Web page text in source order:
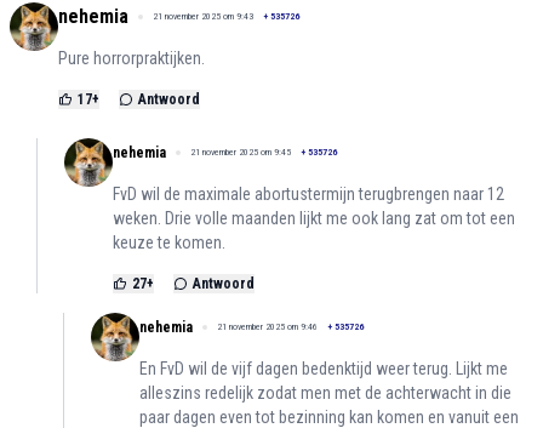
nehemia 21 november 2025 om 9:43 + 535726
Pure horrorpraktijken.
17+ Antwoord
nehemia 21 november 2025 om 9:45 + 535726
FvD wil de maximale abortustermijn terugbrengen naar 12
weken. Drie volle maanden lijkt me ook lang zat om tot een
keuze te komen.
27+ Antwoord
nehemia 21 november 2025 om 9:46 + 535726
En FvD wil de vijf dagen bedenktijd weer terug. Lijkt me
alleszins redelijk zodat men met de achterwacht in die
paar dagen even tot bezinning kan komen en vanuit een